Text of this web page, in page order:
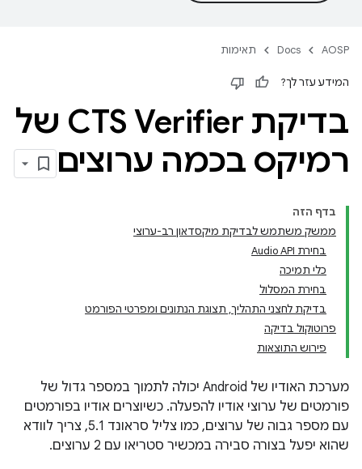
AOSP
Docs תאימות
המידע עזר לך?
בדיקת CTS Verifier של
רמיקס בכמה ערוצים
בדף הזה
ממשק משתמש לבדיקת מיקסדאון רב-ערוצי
בחירת Audio API
כלי תמיכה
בחירת המסלול
בדיקת לחצני התהליך, תצוגת הנתונים ומפרטי הפורמט
פרוטוקול בדיקה
פירוש התוצאות
מערכת האודיו של Android יכולה לתמוך במספר גדול של
פורמטים של ערוצי אודיו להפעלה. כשיוצרים אודיו בפורמטים
עם מספר גבוה של ערוצים, כמו צליל סראונד 5.1, צריך לוודא
שהוא יפעל בצורה סבירה במכשיר סטריאו עם 2 ערוצים.